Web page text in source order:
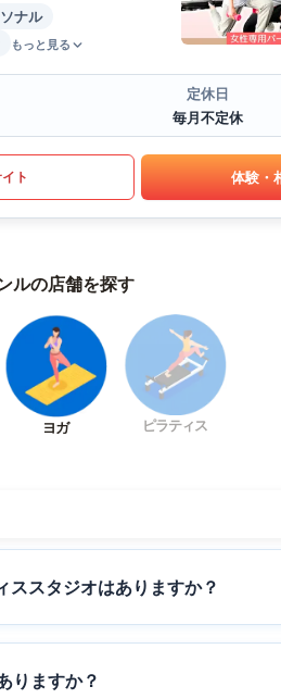
ナル
もっと見る
定休日
毎月不定休
ト 体験・
ルの店舗を探す
ヨガ ピラティス
ススタジオはありますか？
りますか？